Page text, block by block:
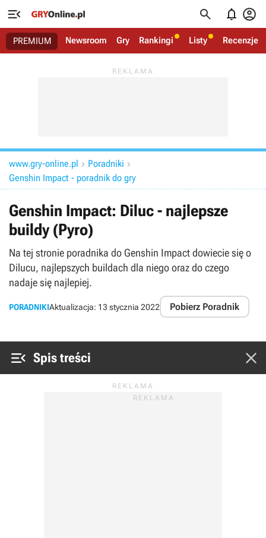
   
PREMIUM Newsroom Gry Rankingi Listy Recenzje
www.gry-online.pl  Poradniki 
Genshin Impact - poradnik do gry
Genshin Impact: Diluc - najlepsze
buildy (Pyro)
Na tej stronie poradnika do Genshin Impact dowiecie się o
Dilucu, najlepszych buildach dla niego oraz do czego
nadaje się najlepiej.
PORADNIKIAktualizacja: 13 stycznia 2022 Pobierz Poradnik
 Spis treści 